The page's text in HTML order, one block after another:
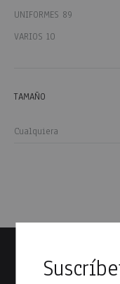
UNIFORMES 89
VARIOS 10
TAMAÑO
Cualquiera